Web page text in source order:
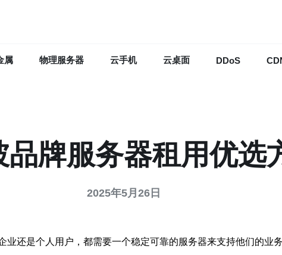
属 物理服务器 云手机 云桌面 DDoS
品牌服务器租用优选
2025年5月26日
还是个人用户，都需要一个稳定可靠的服务器来支持他们的业